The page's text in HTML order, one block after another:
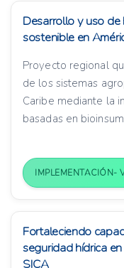
Desarrollo y uso
sostenible en
Proyecto regional
de los sistemas
Caribe mediante la
basadas en
IMPLEMENTACIÓN-
Fortaleciendo
seguridad hídrica
SICA